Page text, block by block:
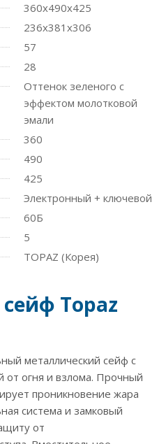
360x490x425
236x381х306
57
28
Оттенок зеленого с
эффектом молотковой
эмали
360
490
425
Электронный + ключевой
60Б
5
TOPAZ (Корея)
Topaz
металлический сейф с
огня и взлома. Прочный
проникновение жара
система и замковый
от